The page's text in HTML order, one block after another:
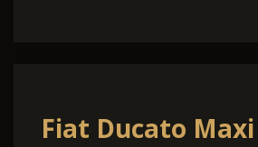
Fiat Ducato Maxi